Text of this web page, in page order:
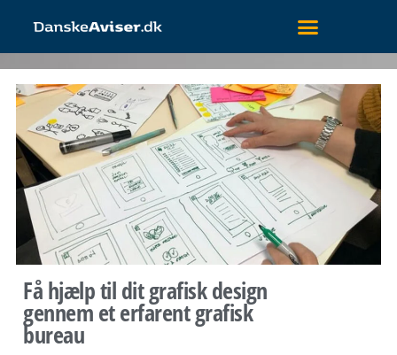
Få hjælp til dit grafisk design
gennem et erfarent grafisk
bureau